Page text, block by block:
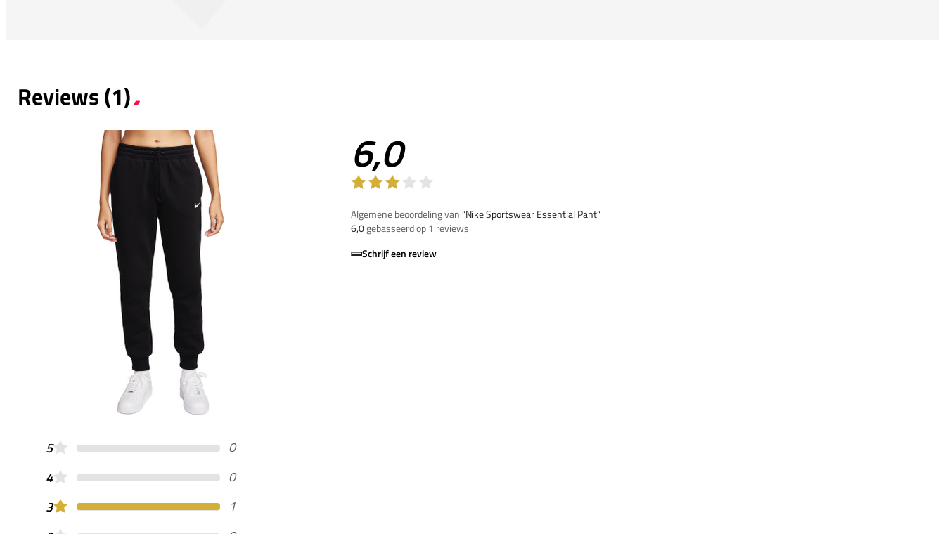
Reviews (1)
6,0
Algemene beoordeling van”Nike Sportswear Essential Pant“
6,0gebasseerd op1 reviews
Schrijf een review
5
0
4
0
3
1